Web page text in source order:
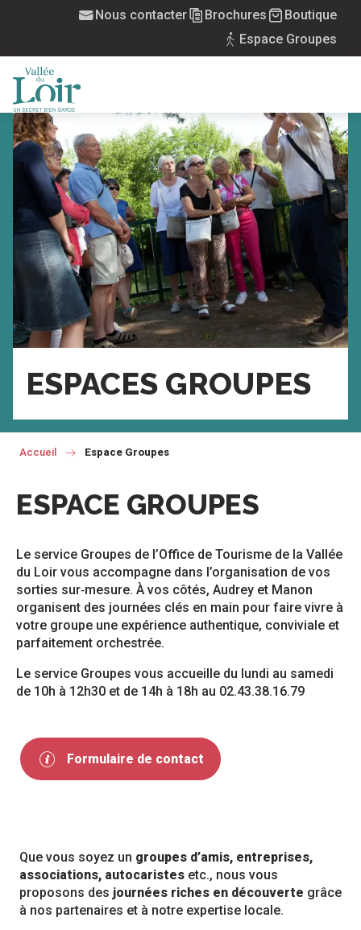
principal
Nous contacter Brochures
Boutique
Espace Groupes
ESPACES GROUPES
Accueil Espace Groupes
ESPACE GROUPES
Le service Groupes de l’Office de Tourisme de la Vallée
du Loir vous accompagne dans l’organisation de vos
sorties sur‑mesure. À vos côtés, Audrey et Manon
organisent des journées clés en main pour faire vivre à
votre groupe une expérience authentique, conviviale et
parfaitement orchestrée.
Le service Groupes vous accueille du lundi au samedi
de 10h à 12h30 et de 14h à 18h au 02.43.38.16.79
Formulaire de contact
Que vous soyez un groupes d’amis, entreprises,
associations, autocaristes etc., nous vous
proposons des journées riches en découverte grâce
à nos partenaires et à notre expertise locale.